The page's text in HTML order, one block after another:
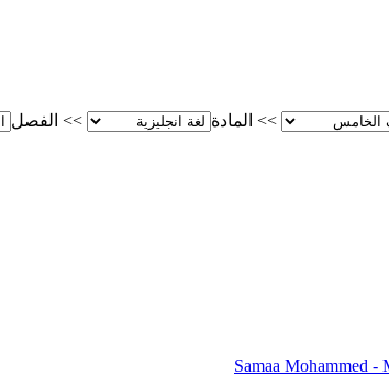
>> المادة >> الفصل
Samaa Mohammed